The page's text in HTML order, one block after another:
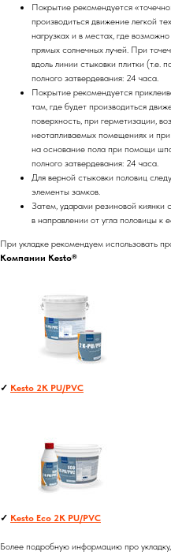
Покрытие рекомендуется
производиться движение легкой
нагрузках и в местах, где
прямых солнечных лучей. При
вдоль линии стыковки плитки (т.е.
полного затвердевания: 24 часа.
Покрытие рекомендуется
там, где будет производиться
поверхность, при герметизации,
неотапливаемых помещениях и
на основание пола при помощи
полного затвердевания: 24 часа.
Для верной стыковки половиц
элементы замков.
Затем, ударами резиновой киянки
в направлении от угла половицы к
При укладке рекомендуем использовать
Компании Kesto®
✓ Kesto 2K PU/PVC
✓ Kesto Eco 2K PU/PVC
Более подробную информацию про